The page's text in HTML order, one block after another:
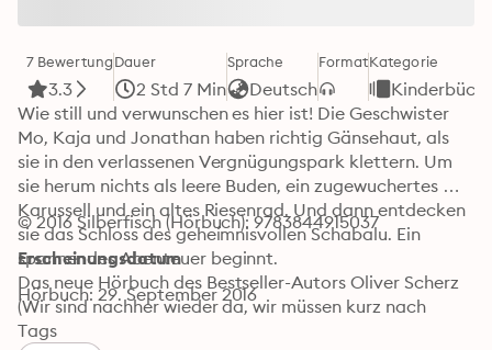
7 Bewertung
3.3
Dauer
2 Std 7 Min
Sprache
Deutsch
FormatKategorie
Wie still und verwunschen es hier ist! Die Geschwister
Mo, Kaja und Jonathan haben richtig Gänsehaut, als
sie in den verlassenen Vergnügungspark klettern. Um
sie herum nichts als leere Buden, ein zugewuchertes
Karussell und ein altes Riesenrad. Und dann entdecken
sie das Schloss des geheimnisvollen Schabalu. Ein
spannendes Abenteuer beginnt.
Das neue Hörbuch des Bestseller-Autors Oliver Scherz
(Wir sind nachher wieder da, wir müssen kurz nach
Afrika)
© 2016 Silberfisch (Hörbuch): 9783844915037
Erscheinungsdatum
Hörbuch: 29. September 2016
Tags